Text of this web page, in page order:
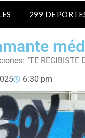
299
"TE RECIBISTE
6:30 pm